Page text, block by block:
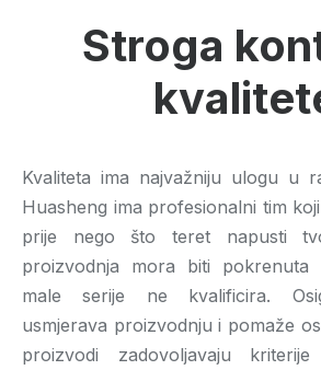
Stroga
Kvaliteta ima najvažniju ulogu u
Huasheng ima profesionalni tim
prije nego što teret napusti
proizvodnja mora biti pokrenuta
male serije ne kvalificira.
usmjerava proizvodnju i pomaže
proizvodi zadovoljavaju